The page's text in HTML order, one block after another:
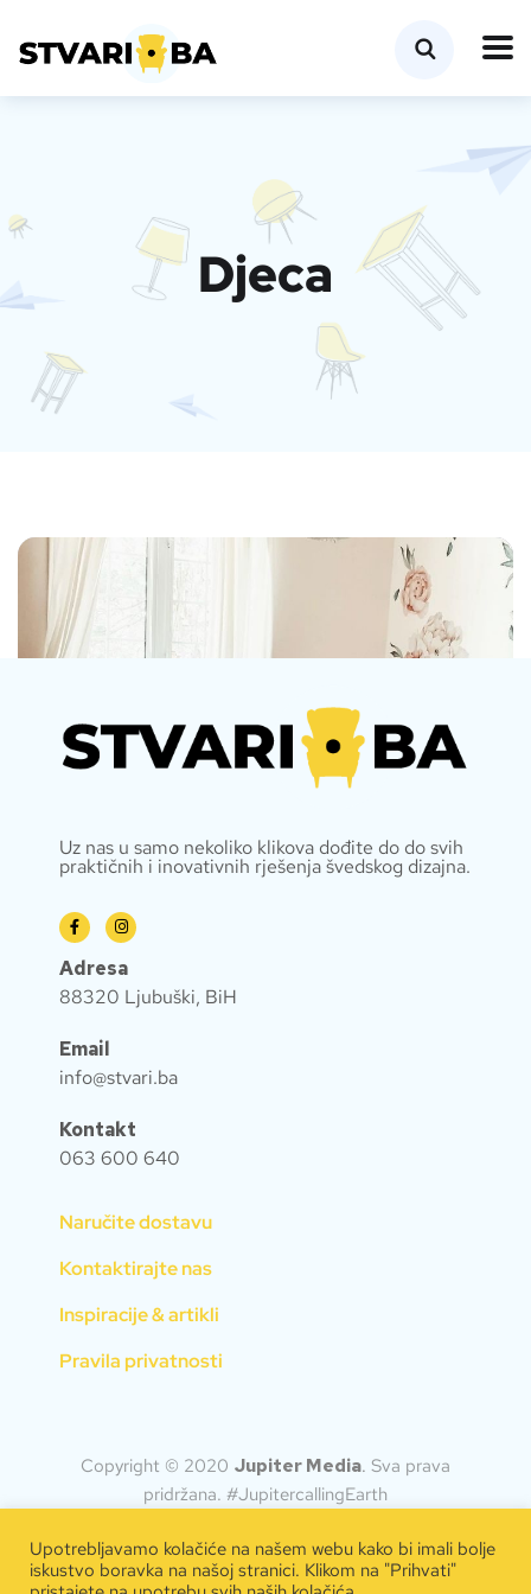
Djeca
Uz nas u samo nekoliko klikova dođite do do svih
praktičnih i inovativnih rješenja švedskog dizajna.
Adresa
88320 Ljubuški, BiH
Email
info@stvari.ba
Kontakt
063 600 640
Naručite dostavu
Kontaktirajte nas
Inspiracije & artikli
Pravila privatnosti
Copyright © 2020 Jupiter Media. Sva prava
pridržana. #JupitercallingEarth
Upotrebljavamo kolačiće na našem webu kako bi imali bolje
iskustvo boravka na našoj stranici. Klikom na "Prihvati"